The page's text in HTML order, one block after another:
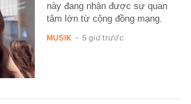
này đang nhận được sự quan
tâm lớn từ cộng đồng mạng.
MUSIK - 5 giờ trước